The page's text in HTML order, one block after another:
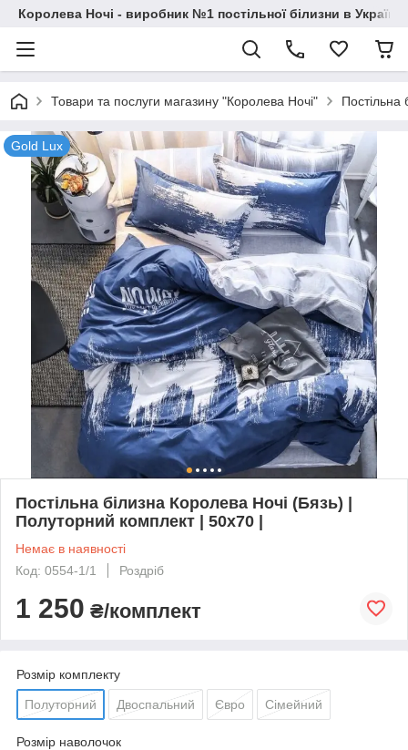
Королева Ночі - виробник №1 постільної білизни в Україні
Товари та послуги магазину "Королева Ночі" Постільна
Gold Lux
Постільна білизна Королева Ночі (Бязь) |
Полуторний комплект | 50х70 |
Немає в наявності
Код: 0554-1/1
Роздріб
1 250 ₴/комплект
Розмір комплекту
Полуторний Двоспальний Євро Сімейний
Розмір наволочок